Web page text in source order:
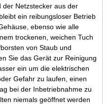
der Netzstecker aus der
ein reibungsloser Betrieb
ebenso wie alle
trockenen, weichen Tuch
von Staub und
Sie das Gerät zur Reinigung
ein um die elektrischen
Gefahr zu laufen, einen
bei der Inbetriebnahme zu
niemals geöffnet werden